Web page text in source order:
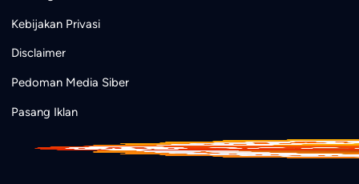
Kebijakan Privasi
Disclaimer
Pedoman Media Siber
Pasang Iklan